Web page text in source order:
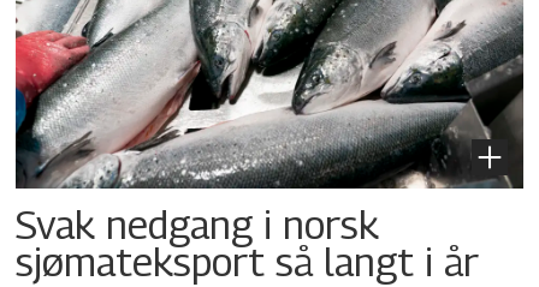
Svak nedgang i norsk
sjømateksport så langt i år